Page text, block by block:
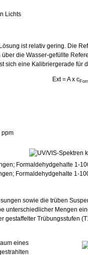
Lichts
ist relativ gering. Die
die Wasser-gefüllte
sich eine Kalibriergerade
Ext = A x c
ppm
Formaldehydgehalte 1-
Formaldehydgehalte 1-
sowie die trüben
unterschiedlicher Mengen
gestaffelter Trübungsstufen
eines